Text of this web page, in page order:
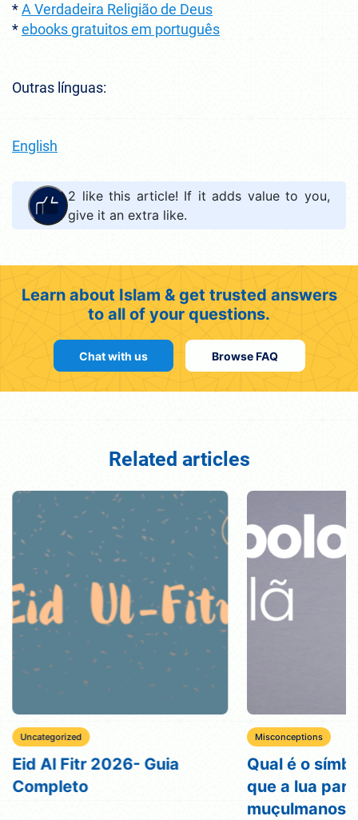
*A Verdadeira Religião de Deus
*ebooks gratuitos em português
Outras línguas:
English
2 like this article! If it adds value to you,
give it an extra like.
Learn about Islam & get trusted answers
to all of your questions.
Chat with us Browse FAQ
Related articles
Uncategorized
Eid Al Fitr 2026- Guia
Completo
Misconceptions
Qual é o
que a lua
muçulmanos